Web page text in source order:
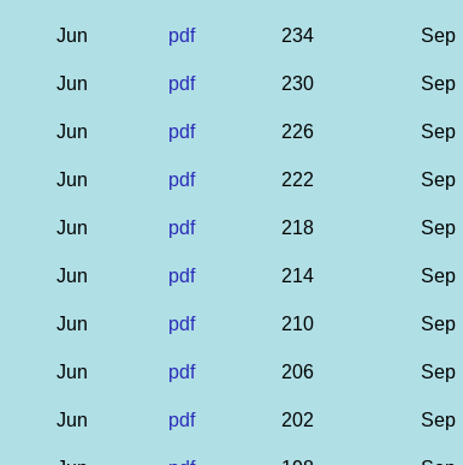
Jun pdf 234 Sep
Jun pdf 230 Sep
Jun pdf 226 Sep
Jun pdf 222 Sep
Jun pdf 218 Sep
Jun pdf 214 Sep
Jun pdf 210 Sep
Jun pdf 206 Sep
Jun pdf 202 Sep